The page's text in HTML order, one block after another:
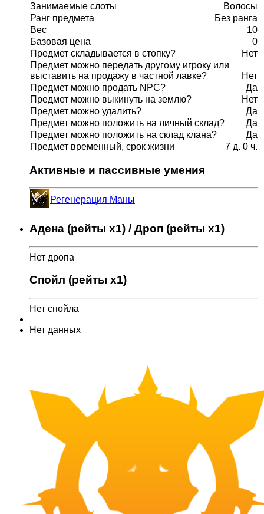
Занимаемые слоты
Волосы
Ранг предмета
Без ранга
Вес
10
Базовая цена
0
Предмет складывается в стопку?
Нет
Предмет можно передать другому игроку или
выставить на продажу в частной лавке?
Нет
Предмет можно продать NPC?
Да
Предмет можно выкинуть на землю?
Нет
Предмет можно удалить?
Да
Предмет можно положить на личный склад?
Да
Предмет можно положить на склад клана?
Да
Предмет временный, срок жизни
7 д. 0 ч.
Активные и пассивные умения
Регенерация Маны
Адена (рейты x1) / Дроп (рейты x1)
Нет дропа
Спойл (рейты x1)
Нет спойла
Нет данных